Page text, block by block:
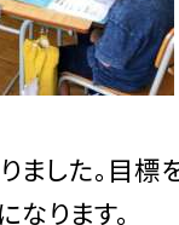
した。目標
ります。